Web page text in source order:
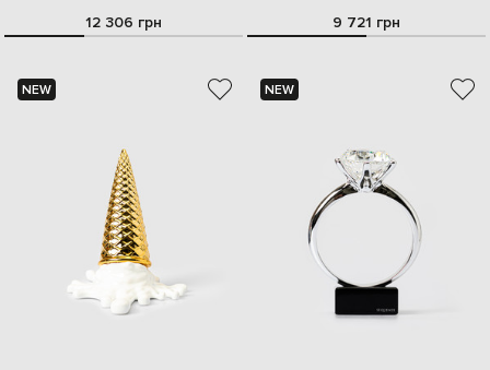
12 306 грн 9 721 грн
NEW NEW